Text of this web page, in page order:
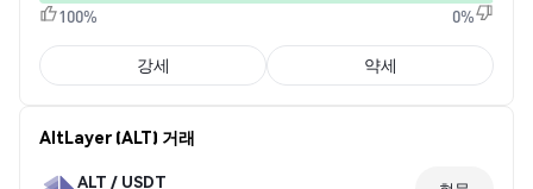
100% 0%
강세 약세
AltLayer (ALT) 거래
ALT / USDT